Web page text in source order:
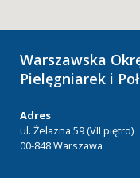
Warszawska
Pielęgniarek i
Adres
ul. Żelazna 59 (VII piętro)
00-848 Warszawa